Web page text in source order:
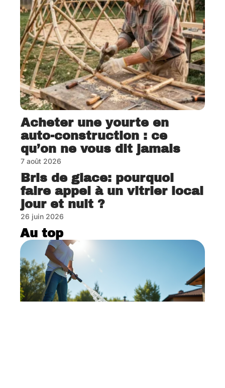
Acheter une yourte en
auto-construction : ce
qu’on ne vous dit jamais
7 août 2026
Bris de glace: pourquoi
faire appel à un vitrier local
jour et nuit ?
26 juin 2026
Au top